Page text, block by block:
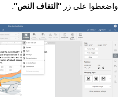
واضغطوا على زر “التفاف النص”.